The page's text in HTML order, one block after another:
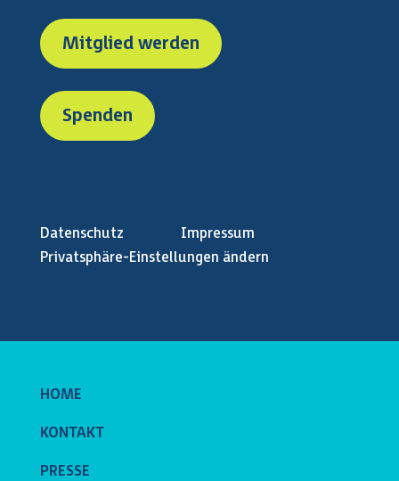
Mitglied werden
Spenden
Datenschutz
Impressum
Privatsphäre-Einstellungen ändern
HOME
KONTAKT
PRESSE